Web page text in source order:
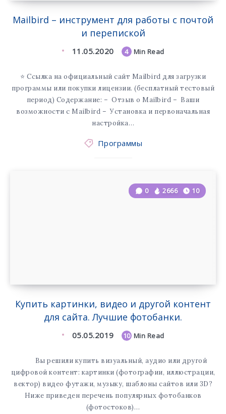
Mailbird – инструмент для работы с почтой
и перепиской
11.05.2020 4 Min Read
⭐️ Ссылка на официальный сайт Mailbird для загрузки
программы или покупки лицензии. (бесплатный тестовый
период) Содержание: – Отзыв о Mailbird – Ваши
возможности с Mailbird – Установка и первоначальная
настройка…
Программы
Купить картинки, видео и другой контент
для сайта. Лучшие фотобанки.
0 2666 10
05.05.2019 10 Min Read
Вы решили купить визуальный, аудио или другой
цифровой контент: картинки (фотографии, иллюстрации,
вектор) видео футажи, музыку, шаблоны сайтов или 3D?
Ниже приведен перечень популярных фотобанков
(фотостоков)…